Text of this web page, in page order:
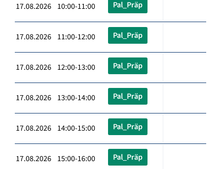
17.08.2026 10:00-11:00 Pal_Präp
17.08.2026 11:00-12:00 Pal_Präp
17.08.2026 12:00-13:00 Pal_Präp
17.08.2026 13:00-14:00 Pal_Präp
17.08.2026 14:00-15:00 Pal_Präp
17.08.2026 15:00-16:00 Pal_Präp